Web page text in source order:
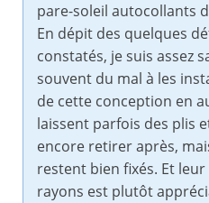
pare-soleil autocollants
En dépit des quelques
constatés, je suis assez
souvent du mal à les
de cette conception en
laissent parfois des plis
encore retirer après,
restent bien fixés. Et
rayons est plutôt